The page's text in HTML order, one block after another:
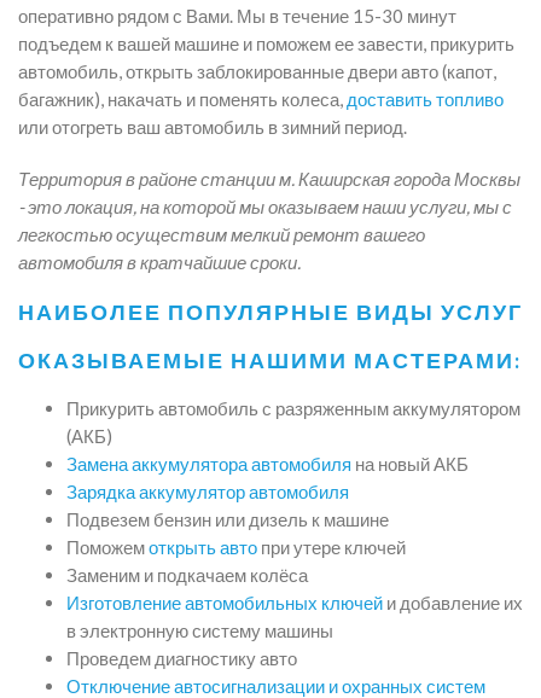
оперативно рядом с Вами. Мы в течение 15-30 минут
подъедем к вашей машине и поможем ее завести, прикурить
автомобиль, открыть заблокированные двери авто (капот,
багажник), накачать и поменять колеса, доставить топливо
или отогреть ваш автомобиль в зимний период.
Территория в районе станции м. Каширская города Москвы
- это локация, на которой мы оказываем наши услуги, мы с
легкостью осуществим мелкий ремонт вашего
автомобиля в кратчайшие сроки.
НАИБОЛЕЕ ПОПУЛЯРНЫЕ ВИДЫ УСЛУГ
ОКАЗЫВАЕМЫЕ НАШИМИ МАСТЕРАМИ:
Прикурить автомобиль с разряженным аккумулятором
(АКБ)
Замена аккумулятора автомобиля на новый АКБ
Зарядка аккумулятор автомобиля
Подвезем бензин или дизель к машине
Поможемоткрыть авто при утере ключей
Заменим и подкачаем колёса
Изготовление автомобильных ключей и добавление их
в электронную систему машины
Проведем диагностику авто
Отключение автосигнализации и охранных систем